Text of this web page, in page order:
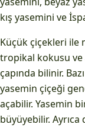
kış yasemini ve
Küçük çiçekleri ile
tropikal kokusu ve
çapında bilinir.
yasemin çiçeği
açabilir. Yasemin
büyüyebilir.